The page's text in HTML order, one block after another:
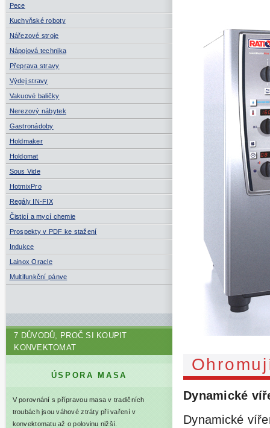
Pece
Kuchyňské roboty
Nářezové stroje
Nápojová technika
Přeprava stravy
Výdej stravy
Vakuové baličky
Nerezový nábytek
Gastronádoby
Holdmaker
Holdomat
Sous Vide
HotmixPro
Regály IN-FIX
Čisticí a mycí chemie
Prospekty v PDF ke stažení
Indukce
Lainox Oracle
Multifunkční pánve
7 DŮVODŮ, PROČ SI KOUPIT
KONVEKTOMAT
ÚSPORA MASA
V porovnání s přípravou masa v tradičních
troubách jsou váhové ztráty při vaření v
konvektomatu až o polovinu nižší.
Dynamické
Dynamické